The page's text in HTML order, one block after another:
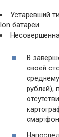
Устаревший
Ion батареи.
В
своей
рублей),